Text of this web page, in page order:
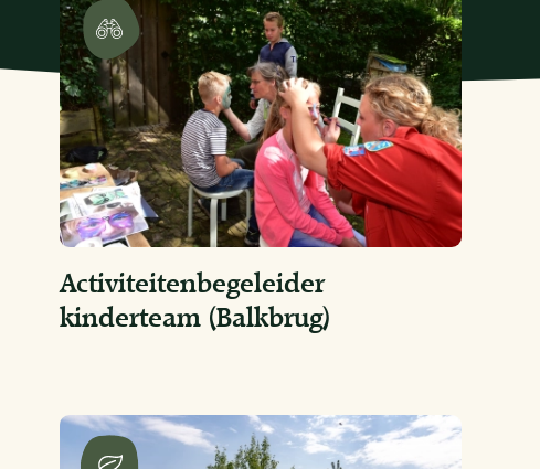
Activiteitenbegeleider
kinderteam (Balkbrug)